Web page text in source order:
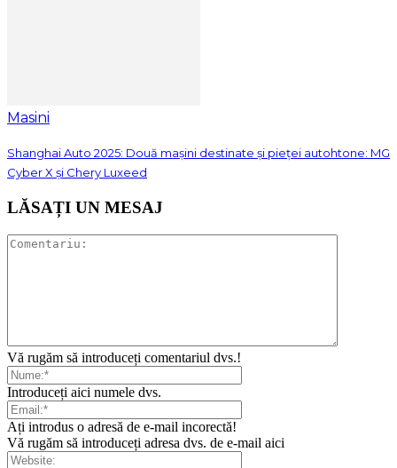
Masini
Shanghai Auto 2025: Două mașini destinate și pieței autohtone: MG
Cyber X și Chery Luxeed
LĂSAȚI UN MESAJ
Vă rugăm să introduceți comentariul dvs.!
Introduceți aici numele dvs.
Ați introdus o adresă de e-mail incorectă!
Vă rugăm să introduceți adresa dvs. de e-mail aici